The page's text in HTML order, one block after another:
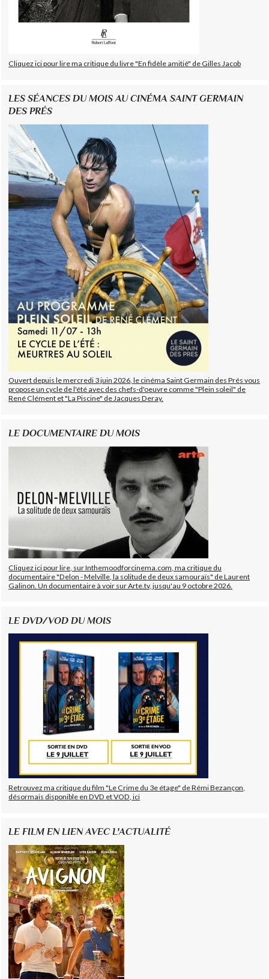
Cliquez ici pour lire ma critique du livre "En fidèle amitié" de Gilles Jacob
LES SÉANCES DU MOIS AU CINÉMA SAINT GERMAIN
DES PRÉS
Ouvert depuis le mercredi 3 juin 2026, le cinéma Saint Germain des Prés vous
propose un cycle de l'été avec des chefs-d'oeuvre comme "Plein soleil" de
René Clément et "La Piscine" de Jacques Deray.
LE DOCUMENTAIRE DU MOIS
Cliquez ici pour lire, sur Inthemoodforcinema.com, ma critique du
documentaire "Delon - Melville, la solitude de deux samouraïs" de Laurent
Galinon. Un documentaire à voir sur Arte.tv, jusqu'au 9 octobre 2026.
LE DVD/VOD DU MOIS
Retrouvez ma critique du film "Le Crime du 3e étage" de Rémi Bezançon,
désormais disponible en DVD et VOD, ici
LE FILM EN LIEN AVEC L'ACTUALITÉ